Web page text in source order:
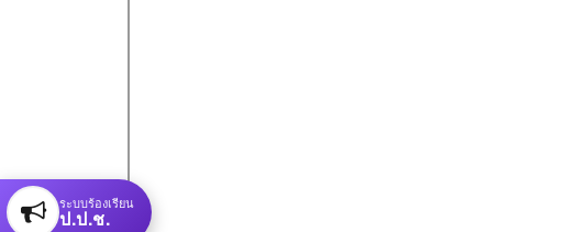
ระบบร้องเรียน
ป.ป.ช.